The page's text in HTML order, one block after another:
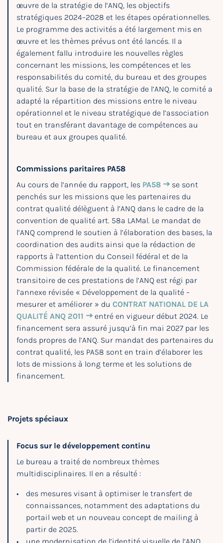
œuvre de la stratégie de l’ANQ, les objectifs
stratégiques 2024–2028 et les étapes opérationnelles.
Le programme des activités a été largement mis en
œuvre et les thèmes prévus ont été lancés. Il a
également fallu introduire les nouvelles règles
concernant les missions, les compétences et les
responsabilités du comité, du bureau et des groupes
qualité. Sur la base de la stratégie de l’ANQ, le comité a
adapté la répartition des missions entre le niveau
opérationnel et le niveau stratégique de l’association
tout en transférant davantage de compétences au
bureau et aux groupes qualité.
Commissions paritaires PA58
Au cours de l’année du rapport, les PA58
se sont
penchés sur les missions que les partenaires du
contrat qualité délèguent à l’ANQ dans le cadre de la
convention de qualité art. 58a LAMal. Le mandat de
l’ANQ comprend le soutien à l’élaboration des bases, la
coordination des audits ainsi que la rédaction de
rapports à l’attention du Conseil fédéral et de la
Commission fédérale de la qualité. Le financement
transitoire de ces prestations de l’ANQ est régi par
l’annexe révisée « Développement de la qualité –
mesurer et améliorer » du CONTRAT NATIONAL DE LA
QUALITÉ ANQ 2011
entré en vigueur début 2024. Le
financement sera assuré jusqu’à fin mai 2027 par les
fonds propres de l’ANQ. Sur mandat des partenaires du
contrat qualité, les PA58 sont en train d’élaborer les
lots de missions à long terme et les solutions de
financement.
Projets spéciaux
Focus sur le développement continu
Le bureau a traité de nombreux thèmes
multidisciplinaires. Il en a résulté :
des mesures visant à optimiser le transfert de
connaissances, notamment des adaptations du
portail web et un nouveau concept de mailing à
partir de 2025.